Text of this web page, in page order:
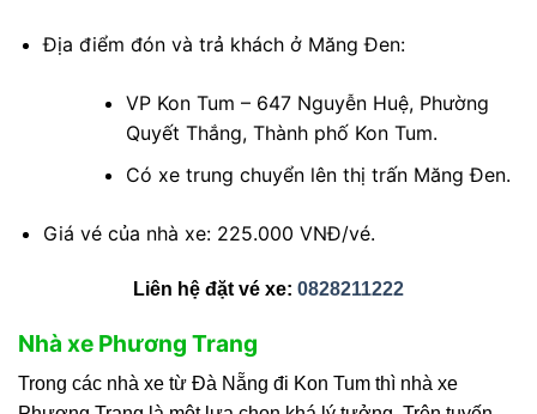
Địa điểm đón và trả khách ở Măng Đen:
VP Kon Tum – 647 Nguyễn Huệ, Phường
Quyết Thắng, Thành phố Kon Tum.
Có xe trung chuyển lên thị trấn Măng Đen.
Giá vé của nhà xe: 225.000 VNĐ/vé.
Liên hệ đặt vé xe: 0828211222
Nhà xe Phương Trang
Trong các nhà xe từ Đà Nẵng đi Kon Tum thì nhà xe